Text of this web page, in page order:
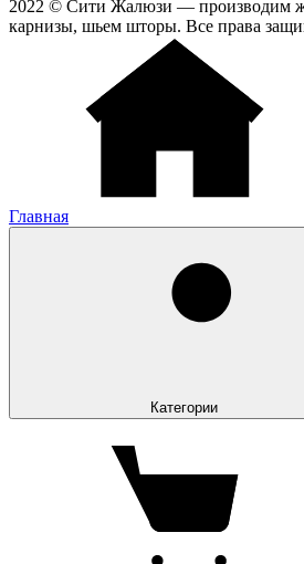
2022 © Сити Жалюзи — производим
карнизы, шьем шторы. Все права
Главная
Категории